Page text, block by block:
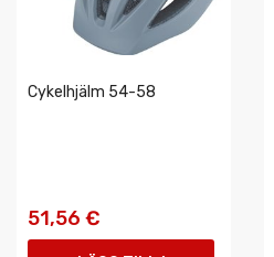
Cykelhjälm 54-58
51,56 €